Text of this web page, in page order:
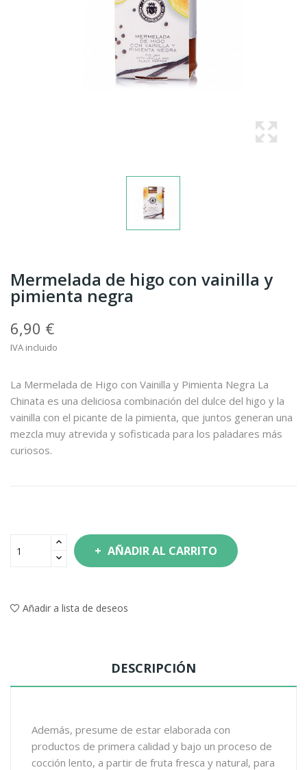
Mermelada de higo con vainilla y
pimienta negra
6,90 €
IVA incluido
La Mermelada de Higo con Vainilla y Pimienta Negra La
Chinata es una deliciosa combinación del dulce del higo y la
vainilla con el picante de la pimienta, que juntos generan una
mezcla muy atrevida y sofisticada para los paladares más
curiosos.
AÑADIR AL CARRITO
Añadir a lista de deseos
DESCRIPCIÓN
Además, presume de estar elaborada con
productos de primera calidad y bajo un proceso de
cocción lento, a partir de fruta fresca y natural, para